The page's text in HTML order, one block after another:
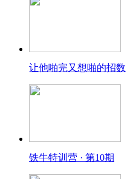
让他啪完又想啪的招数
铁牛特训营 · 第10期